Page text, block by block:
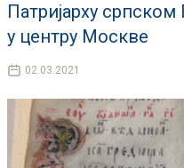
Патријарху
у центру Москве
02.03.2021